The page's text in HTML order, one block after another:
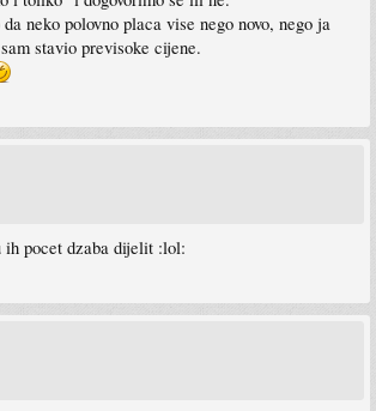
neko polovno placa vise nego novo, nego ja
stavio previsoke cijene.
ih pocet dzaba dijelit :lol: